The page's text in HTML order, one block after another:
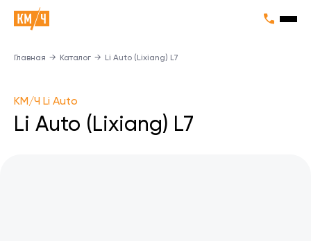
Главная → Каталог → Li Auto (Lixiang) L7
KM/Ч Li Auto
Li Auto (Lixiang) L7